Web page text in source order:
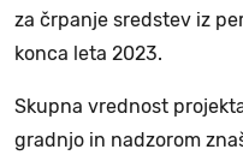
za črpanje sredstev iz
konca leta 2023.
Skupna vrednost
gradnjo in nadzorom